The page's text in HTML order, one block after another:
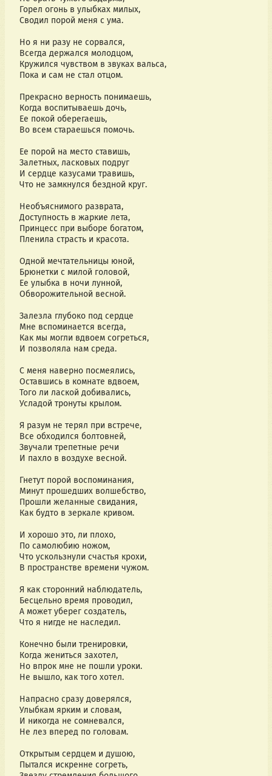
Горел огонь в улыбках милых,
Сводил порой меня с ума.
Но я ни разу не сорвался,
Всегда держался молодцом,
Кружился чувством в звуках вальса,
Пока и сам не стал отцом.
Прекрасно верность понимаешь,
Когда воспитываешь дочь,
Ее покой оберегаешь,
Во всем стараешься помочь.
Ее порой на место ставишь,
Залетных, ласковых подруг
И сердце казусами травишь,
Что не замкнулся бездной круг.
Необъяснимого разврата,
Доступность в жаркие лета,
Принцесс при выборе богатом,
Пленила страсть и красота.
Одной мечтательницы юной,
Брюнетки с милой головой,
Ее улыбка в ночи лунной,
Обворожительной весной.
Залезла глубоко под сердце
Мне вспоминается всегда,
Как мы могли вдвоем согреться,
И позволяла нам среда.
С меня наверно посмеялись,
Оставшись в комнате вдвоем,
Того ли лаской добивались,
Усладой тронуты крылом.
Я разум не терял при встрече,
Все обходился болтовней,
Звучали трепетные речи
И пахло в воздухе весной.
Гнетут порой воспоминания,
Минут прошедших волшебство,
Прошли желанные свидания,
Как будто в зеркале кривом.
И хорошо это, ли плохо,
По самолюбию ножом,
Что ускользнули счастья крохи,
В пространстве времени чужом.
Я как сторонний наблюдатель,
Бесцельно время проводил,
А может уберег создатель,
Что я нигде не наследил.
Конечно были тренировки,
Когда жениться захотел,
Но впрок мне не пошли уроки.
Не вышло, как того хотел.
Напрасно сразу доверялся,
Улыбкам ярким и словам,
И никогда не сомневался,
Не лез вперед по головам.
Открытым сердцем и душою,
Пытался искренне согреть,